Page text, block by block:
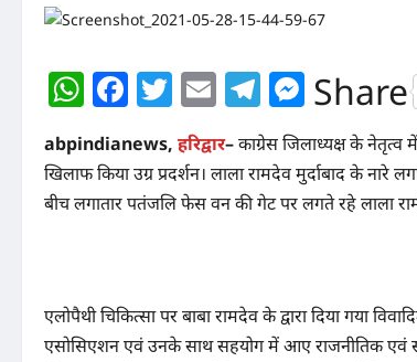
WhatsApp
Facebook
Twitter
EmailTelegram
Share
abpindianews, हरिद्वार–काग्रेस जिलाध्यक्ष के
खिलाफ किया उग्र प्रदर्शन। लाला रामदेव मुर्दाबाद के
बीच लगातार पतंजलि फेस वन की गेट पर लगते रहे लाला
एलोपैथी चिकित्सा पर बाबा रामदेव के द्वारा दिया गया
एसोसिएशन एवं उनके साथ सहयोग में आए राजनीतिक एवं